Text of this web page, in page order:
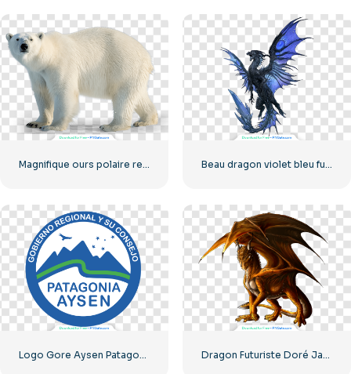
Magnifique ours polaire regardant la caméra PNG gratuit Beau dragon violet bleu futuriste volant
Logo Gore Aysen Patagonia rond 2025 (PNG gratuit) Dragon Futuriste Doré Jaune